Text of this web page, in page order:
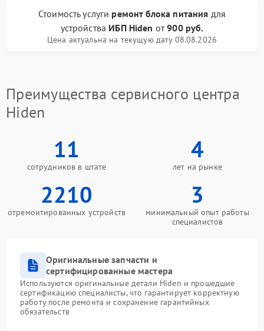
Стоимость услуги ремонт блока питания для
устройства ИБП Hiden от900 руб.
Цена актуальна на текущую дату 08.08.2026
Преимущества сервисного центра
Hiden
11
сотрудников в штате
4
лет на рынке
2210
отремонтированных устройств
3
минимальный опыт работы
специалистов
Оригинальные запчасти и
сертифицированные мастера
Используются оригинальные детали Hiden и прошедшие
сертификацию специалисты, что гарантирует корректную
работу после ремонта и сохранение гарантийных
обязательств